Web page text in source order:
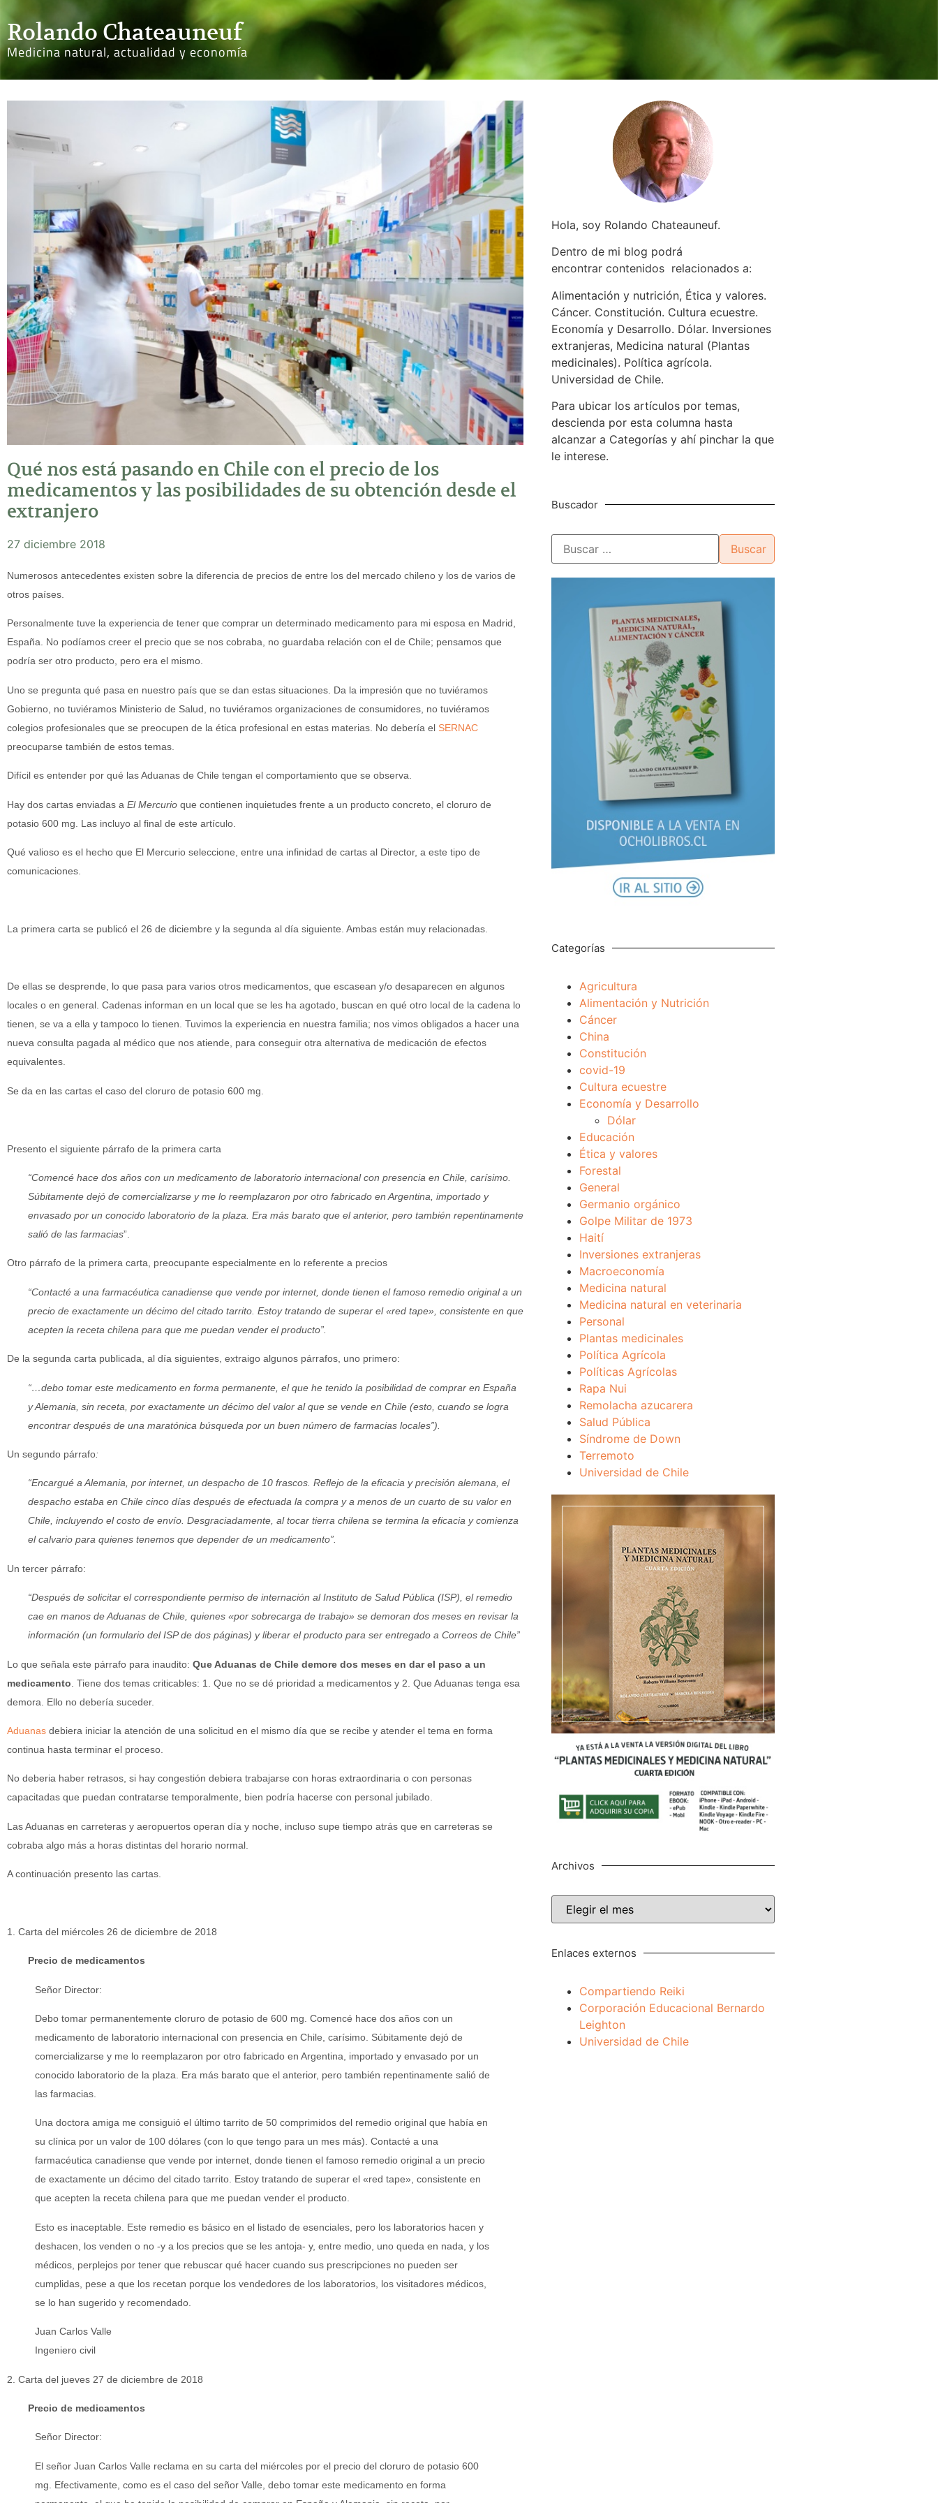
Rolando Chateauneuf
Medicina natural, actualidad y economía
Qué nos está pasando en Chile con el precio de los
medicamentos y las posibilidades de su obtención desde el
extranjero
27 diciembre 2018
Numerosos antecedentes existen sobre la diferencia de precios de entre los del mercado chileno y los de varios de
otros países.
Personalmente tuve la experiencia de tener que comprar un determinado medicamento para mi esposa en Madrid,
España. No podíamos creer el precio que se nos cobraba, no guardaba relación con el de Chile; pensamos que
podría ser otro producto, pero era el mismo.
Uno se pregunta qué pasa en nuestro país que se dan estas situaciones. Da la impresión que no tuviéramos
Gobierno, no tuviéramos Ministerio de Salud, no tuviéramos organizaciones de consumidores, no tuviéramos
colegios profesionales que se preocupen de la ética profesional en estas materias. No debería el SERNAC
preocuparse también de estos temas.
Difícil es entender por qué las Aduanas de Chile tengan el comportamiento que se observa.
Hay dos cartas enviadas a El Mercurio que contienen inquietudes frente a un producto concreto, el cloruro de
potasio 600 mg. Las incluyo al final de este artículo.
Qué valioso es el hecho que El Mercurio seleccione, entre una infinidad de cartas al Director, a este tipo de
comunicaciones.
La primera carta se publicó el 26 de diciembre y la segunda al día siguiente. Ambas están muy relacionadas.
De ellas se desprende, lo que pasa para varios otros medicamentos, que escasean y/o desaparecen en algunos
locales o en general. Cadenas informan en un local que se les ha agotado, buscan en qué otro local de la cadena lo
tienen, se va a ella y tampoco lo tienen. Tuvimos la experiencia en nuestra familia; nos vimos obligados a hacer una
nueva consulta pagada al médico que nos atiende, para conseguir otra alternativa de medicación de efectos
equivalentes.
Se da en las cartas el caso del cloruro de potasio 600 mg.
Presento el siguiente párrafo de la primera carta
“Comencé hace dos años con un medicamento de laboratorio internacional con presencia en Chile, carísimo.
Súbitamente dejó de comercializarse y me lo reemplazaron por otro fabricado en Argentina, importado y
envasado por un conocido laboratorio de la plaza. Era más barato que el anterior, pero también repentinamente
salió de las farmacias”.
Otro párrafo de la primera carta, preocupante especialmente en lo referente a precios
“Contacté a una farmacéutica canadiense que vende por internet, donde tienen el famoso remedio original a un
precio de exactamente un décimo del citado tarrito. Estoy tratando de superar el «red tape», consistente en que
acepten la receta chilena para que me puedan vender el producto”.
De la segunda carta publicada, al día siguientes, extraigo algunos párrafos, uno primero:
“…debo tomar este medicamento en forma permanente, el que he tenido la posibilidad de comprar en España
y Alemania, sin receta, por exactamente un décimo del valor al que se vende en Chile (esto, cuando se logra
encontrar después de una maratónica búsqueda por un buen número de farmacias locales”).
Un segundo párrafo:
“Encargué a Alemania, por internet, un despacho de 10 frascos. Reflejo de la eficacia y precisión alemana, el
despacho estaba en Chile cinco días después de efectuada la compra y a menos de un cuarto de su valor en
Chile, incluyendo el costo de envío. Desgraciadamente, al tocar tierra chilena se termina la eficacia y comienza
el calvario para quienes tenemos que depender de un medicamento”.
Un tercer párrafo:
“Después de solicitar el correspondiente permiso de internación al Instituto de Salud Pública (ISP), el remedio
cae en manos de Aduanas de Chile, quienes «por sobrecarga de trabajo» se demoran dos meses en revisar la
información (un formulario del ISP de dos páginas) y liberar el producto para ser entregado a Correos de Chile”
Lo que señala este párrafo para inaudito: Que Aduanas de Chile demore dos meses en dar el paso a un
medicamento . Tiene dos temas criticables: 1. Que no se dé prioridad a medicamentos y 2. Que Aduanas tenga esa
demora. Ello no debería suceder.
Aduanas debiera iniciar la atención de una solicitud en el mismo día que se recibe y atender el tema en forma
continua hasta terminar el proceso.
No deberia haber retrasos, si hay congestión debiera trabajarse con horas extraordinaria o con personas
capacitadas que puedan contratarse temporalmente, bien podría hacerse con personal jubilado.
Las Aduanas en carreteras y aeropuertos operan día y noche, incluso supe tiempo atrás que en carreteras se
cobraba algo más a horas distintas del horario normal.
A continuación presento las cartas.
1. Carta del miércoles 26 de diciembre de 2018
Precio de medicamentos
Señor Director:
Debo tomar permanentemente cloruro de potasio de 600 mg. Comencé hace dos años con un
medicamento de laboratorio internacional con presencia en Chile, carísimo. Súbitamente dejó de
comercializarse y me lo reemplazaron por otro fabricado en Argentina, importado y envasado por un
conocido laboratorio de la plaza. Era más barato que el anterior, pero también repentinamente salió de
las farmacias.
Una doctora amiga me consiguió el último tarrito de 50 comprimidos del remedio original que había en
su clínica por un valor de 100 dólares (con lo que tengo para un mes más). Contacté a una
farmacéutica canadiense que vende por internet, donde tienen el famoso remedio original a un precio
de exactamente un décimo del citado tarrito. Estoy tratando de superar el «red tape», consistente en
que acepten la receta chilena para que me puedan vender el producto.
Esto es inaceptable. Este remedio es básico en el listado de esenciales, pero los laboratorios hacen y
deshacen, los venden o no -y a los precios que se les antoja- y, entre medio, uno queda en nada, y los
médicos, perplejos por tener que rebuscar qué hacer cuando sus prescripciones no pueden ser
cumplidas, pese a que los recetan porque los vendedores de los laboratorios, los visitadores médicos,
se lo han sugerido y recomendado.
Juan Carlos Valle
Ingeniero civil
2. Carta del jueves 27 de diciembre de 2018
Precio de medicamentos
Señor Director:
El señor Juan Carlos Valle reclama en su carta del miércoles por el precio del cloruro de potasio 600
mg. Efectivamente, como es el caso del señor Valle, debo tomar este medicamento en forma
Hola, soy Rolando Chateauneuf.
Dentro de mi blog podrá
encontrar contenidos relacionados a:
Alimentación y nutrición, Ética y valores.
Cáncer. Constitución. Cultura ecuestre.
Economía y Desarrollo. Dólar. Inversiones
extranjeras, Medicina natural (Plantas
medicinales). Política agrícola.
Universidad de Chile.
Para ubicar los artículos por temas,
descienda por esta columna hasta
alcanzar a Categorías y ahí pinchar la que
le interese.
Buscador
Categorías
Agricultura
Alimentación y Nutrición
Cáncer
China
Constitución
covid-19
Cultura ecuestre
Economía y Desarrollo
Dólar
Educación
Ética y valores
Forestal
General
Germanio orgánico
Golpe Militar de 1973
Haití
Inversiones extranjeras
Macroeconomía
Medicina natural
Medicina natural en veterinaria
Personal
Plantas medicinales
Política Agrícola
Políticas Agrícolas
Rapa Nui
Remolacha azucarera
Salud Pública
Síndrome de Down
Terremoto
Universidad de Chile
Archivos
Enlaces externos
Compartiendo Reiki
Corporación Educacional Bernardo
Leighton
Universidad de Chile